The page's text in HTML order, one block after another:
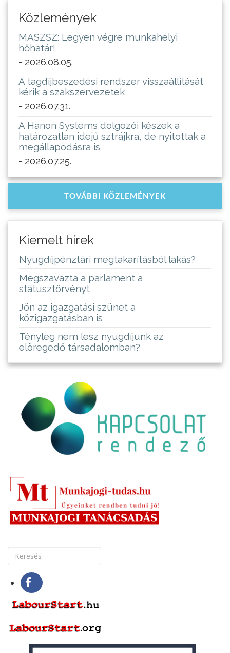
Közlemények
MASZSZ: Legyen végre munkahelyi
hőhatár!
- 2026.08.05.
A tagdíjbeszedési rendszer visszaállítását
kérik a szakszervezetek
- 2026.07.31.
A Hanon Systems dolgozói készek a
határozatlan idejű sztrájkra, de nyitottak a
megállapodásra is
- 2026.07.25.
TOVÁBBI KÖZLEMÉNYEK
Kiemelt hírek
Nyugdíjpénztári megtakarításból lakás?
Megszavazta a parlament a
státusztörvényt
Jön az igazgatási szünet a
közigazgatásban is
Tényleg nem lesz nyugdíjunk az
elöregedő társadalomban?